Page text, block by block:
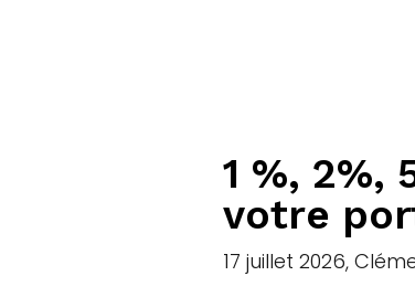
1 %, 2%,
votre
17 juillet 2026,